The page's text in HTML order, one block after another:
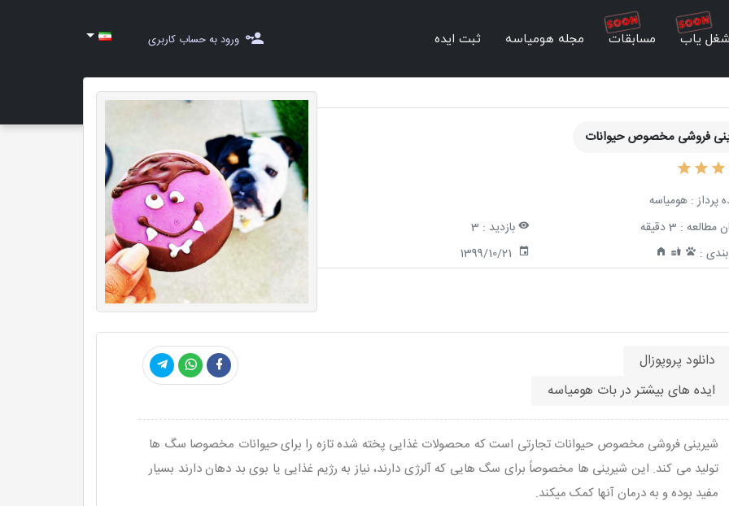
یاب مسابقات مجله هومیاسه ثبت ایده ورود به حساب کاربری
فروشی مخصوص حیوانات
پرداز : هومیاسه
مطالعه : 3 دقیقه بازدید : 3
:
1399/10/21
دانلود پروپوزال
ایده های بیشتر در بات هومیاسه
شیرینی فروشی مخصوص حیوانات تجارتی است كه محصولات غذایی پخته شده تازه را برای حیوانات مخصوصا سگ ها
توليد می كند. این شیرینی ها مخصوصاً برای سگ هایی که آلرژی دارند، نیاز به رژیم غذایی یا بوی بد دهان دارند بسیار
مفید بوده و به درمان آنها کمک میکند.